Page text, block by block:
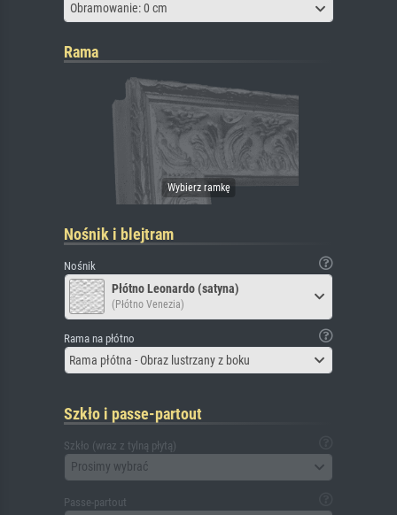
Obramowanie: 0 cm
Rama
Nośnik i blejtram
Nośnik
Płótno Leonardo (satyna)
(Płótno Venezia)
Rama na płótno
Rama płótna - Obraz lustrzany z boku
Szkło i passe-partout
Szkło (wraz z tylną płytą)
Prosimy wybrać
Passe-partout